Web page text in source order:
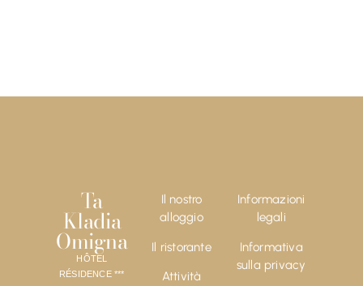
Il nostro
alloggio
Il ristorante
Attività
Ta
Kladia
Omigna
HÔTEL
RÉSIDENCE ***
Informazioni
legali
Informativa
sulla privacy